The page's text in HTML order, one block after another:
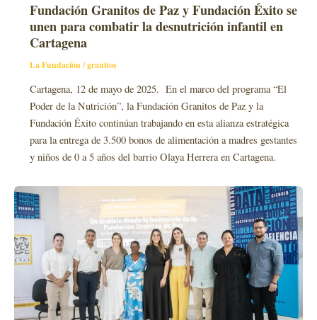
Fundación Granitos de Paz y Fundación Éxito se
unen para combatir la desnutrición infantil en
Cartagena
La Fundación/granitos
Cartagena, 12 de mayo de 2025. En el marco del programa “El
Poder de la Nutrición”, la Fundación Granitos de Paz y la
Fundación Éxito continúan trabajando en esta alianza estratégica
para la entrega de 3.500 bonos de alimentación a madres gestantes
y niños de 0 a 5 años del barrio Olaya Herrera en Cartagena.